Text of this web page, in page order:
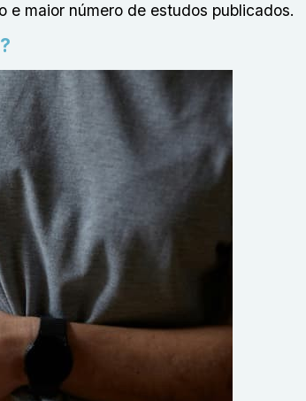
e maior número de estudos publicados.